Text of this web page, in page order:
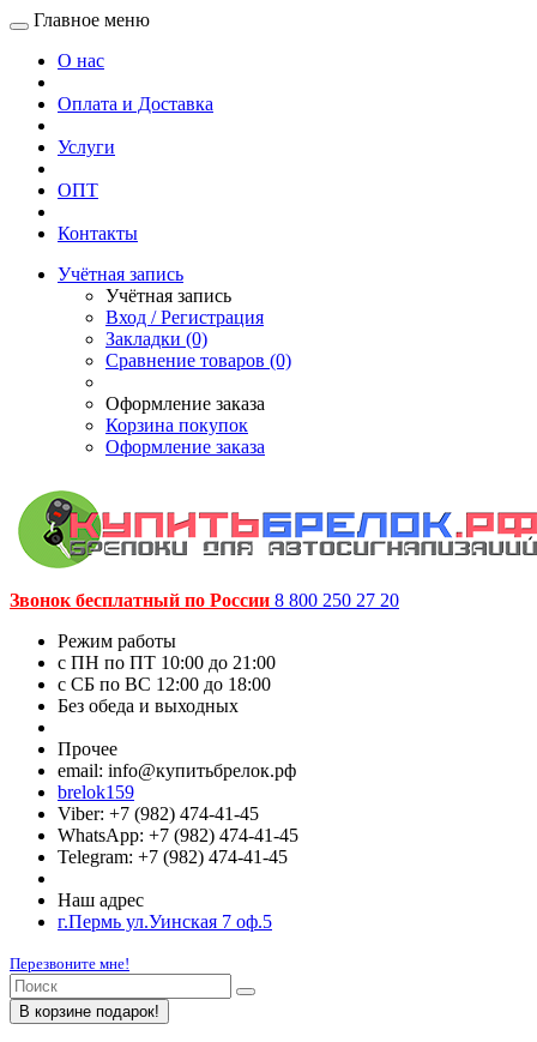
Главное меню
О нас
Оплата и Доставка
Услуги
ОПТ
Контакты
Учётная запись
Учётная запись
Вход / Регистрация
Закладки (0)
Сравнение товаров (0)
Оформление заказа
Корзина покупок
Оформление заказа
Звонок бесплатный по России 8 800 250 27 20
Режим работы
c ПН по ПТ 10:00 до 21:00
c СБ по ВС 12:00 до 18:00
Без обеда и выходных
Прочее
email: info@купитьбрелок.рф
brelok159
Viber: +7 (982) 474-41-45
WhatsApp: +7 (982) 474-41-45
Telegram: +7 (982) 474-41-45
Наш адрес
г.Пермь ул.Уинская 7 оф.5
Перезвоните мне!
В корзине подарок!